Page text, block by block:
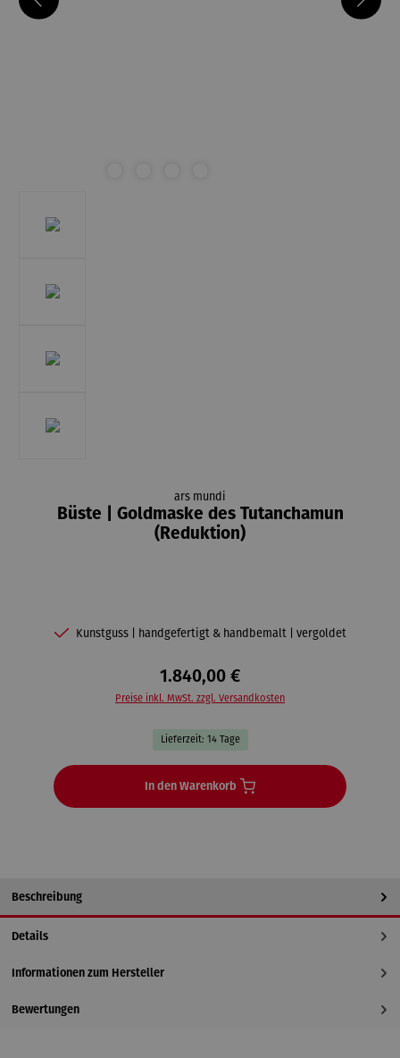
ars mundi
Büste | Goldmaske des Tutanchamun
(Reduktion)
Kunstguss | handgefertigt & handbemalt | vergoldet
1.840,00 €
Preise inkl. MwSt. zzgl. Versandkosten
Lieferzeit: 14 Tage
In den Warenkorb
Beschreibung
Details
Informationen zum Hersteller
Bewertungen